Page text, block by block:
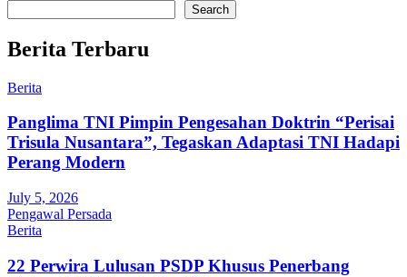
Search
Berita Terbaru
Berita
Panglima TNI Pimpin Pengesahan Doktrin “Perisai
Trisula Nusantara”, Tegaskan Adaptasi TNI Hadapi
Perang Modern
July 5, 2026
Pengawal Persada
Berita
22 Perwira Lulusan PSDP Khusus Penerbang